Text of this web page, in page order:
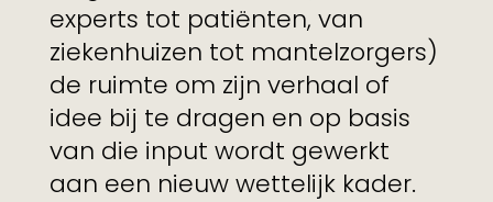
experts tot patiënten, van
ziekenhuizen tot mantelzorgers)
de ruimte om zijn verhaal of
idee bij te dragen en op basis
van die input wordt gewerkt
aan een nieuw wettelijk kader.